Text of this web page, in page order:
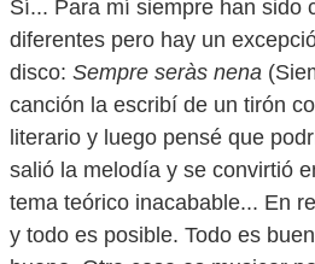
Sí... Para mí siempre han sido
diferentes pero hay un
disco: Sempre seràs nena
canción la escribí de un tirón
literario y luego pensé que
salió la melodía y se convirtió
tema teórico inacabable... En
y todo es posible. Todo es